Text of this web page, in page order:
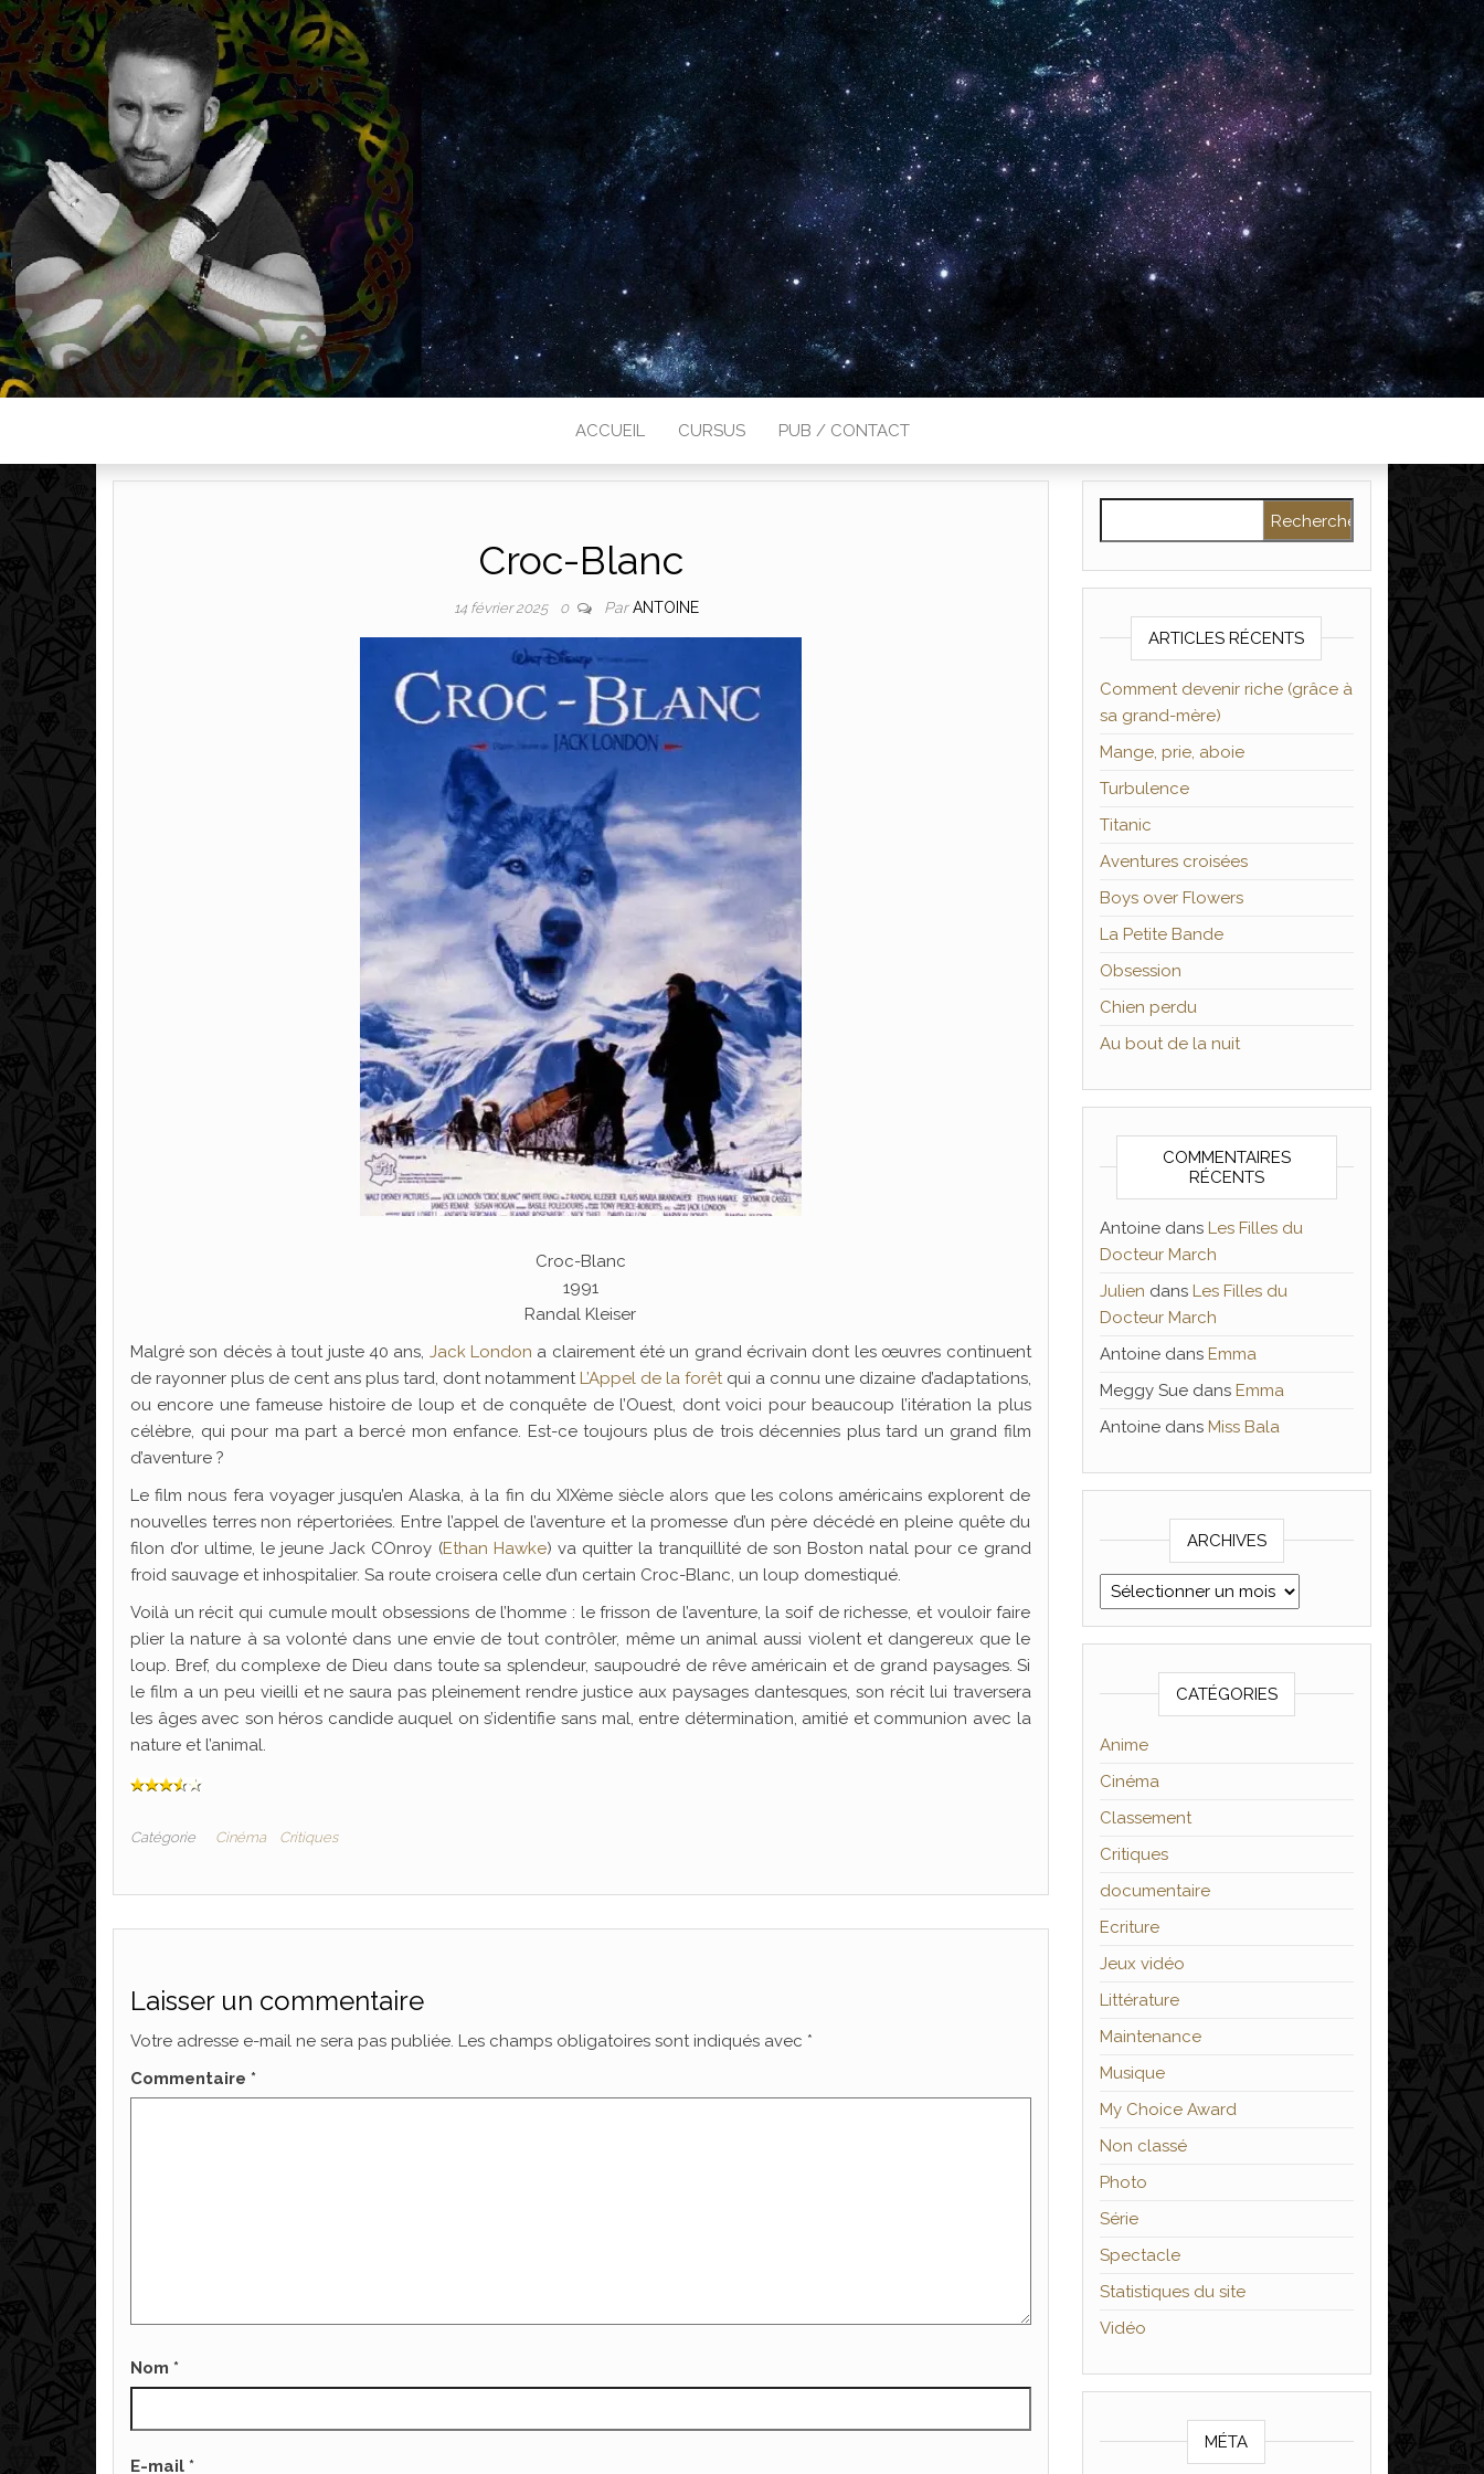
Plus de 2800 critiques de films
ACCUEIL CURSUS PUB / CONTACT
Croc-Blanc
14 février 2025 0 ParANTOINE
Croc-Blanc
1991
Randal Kleiser
Malgré son décès à tout juste 40 ans, Jack London a clairement été un grand écrivain dont les œuvres continuent
de rayonner plus de cent ans plus tard, dont notamment L’Appel de la forêtqui a connu une dizaine d’adaptations,
ou encore une fameuse histoire de loup et de conquête de l’Ouest, dont voici pour beaucoup l’itération la plus
célèbre, qui pour ma part a bercé mon enfance. Est-ce toujours plus de trois décennies plus tard un grand film
d’aventure ?
Le film nous fera voyager jusqu’en Alaska, à la fin du XIXème siècle alors que les colons américains explorent de
nouvelles terres non répertoriées. Entre l’appel de l’aventure et la promesse d’un père décédé en pleine quête du
filon d’or ultime, le jeune Jack COnroy (Ethan Hawke) va quitter la tranquillité de son Boston natal pour ce grand
froid sauvage et inhospitalier. Sa route croisera celle d’un certain Croc-Blanc, un loup domestiqué.
Voilà un récit qui cumule moult obsessions de l’homme : le frisson de l’aventure, la soif de richesse, et vouloir faire
plier la nature à sa volonté dans une envie de tout contrôler, même un animal aussi violent et dangereux que le
loup. Bref, du complexe de Dieu dans toute sa splendeur, saupoudré de rêve américain et de grand paysages. Si
le film a un peu vieilli et ne saura pas pleinement rendre justice aux paysages dantesques, son récit lui traversera
les âges avec son héros candide auquel on s’identifie sans mal, entre détermination, amitié et communion avec la
nature et l’animal.
Catégorie Cinéma Critiques
Laisser un commentaire
Votre adresse e-mail ne sera pas publiée. Les champs obligatoires sont indiqués avec *
Commentaire *
Nom *
E-mail *
ARTICLES RÉCENTS
Comment devenir riche (grâce à
sa grand-mère)
Mange, prie, aboie
Turbulence
Titanic
Aventures croisées
Boys over Flowers
La Petite Bande
Obsession
Chien perdu
Au bout de la nuit
COMMENTAIRES
RÉCENTS
Antoinedans Les Filles du
Docteur March
Julien dans Les Filles du
Docteur March
Antoinedans Emma
Meggy Suedans Emma
Antoinedans Miss Bala
ARCHIVES
Archives
CATÉGORIES
Anime
Cinéma
Classement
Critiques
documentaire
Ecriture
Jeux vidéo
Littérature
Maintenance
Musique
My Choice Award
Non classé
Photo
Série
Spectacle
Statistiques du site
Vidéo
MÉTA